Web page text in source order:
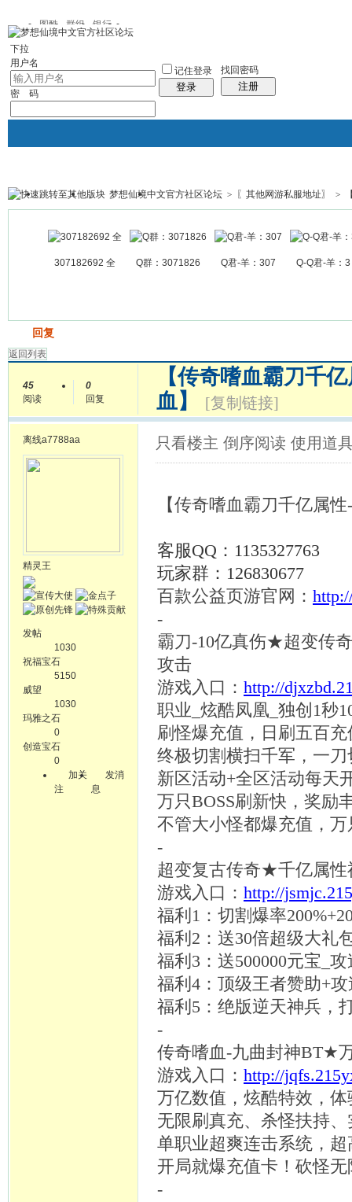
图酷 群组 银行
下拉
用户名
密 码
记住登录
登录
找回密码
注册
银行 群组聚合 我的空间
帖子
梦想仙境中文官方社区论坛 > 〖其他网游私服地址〗 >
307182692 全 Q群：3071826 Q君-羊：307 Q-Q君-羊：3
回复
返回列表
45
阅读
0
回复
【传奇嗜血霸刀千
血】
[复制链接]
离线a7788aa
精灵王
发帖
1030
祝福宝石
5150
威望
1030
玛雅之石
0
创造宝石
0
加关
注
发消
息
只看楼主 倒序阅读 使用道
【传奇嗜血霸刀千亿属性
客服QQ：1135327763
玩家群： 126830677
百款公益页游官网：
-
霸刀-10亿真伤★超变传
攻击
游戏入口： http://
职业 _炫酷凤凰_独创1秒
刷怪爆充值，日刷五百充
终极切割横扫千军，一
新区活动+全区活动每天
万只BOSS刷新快，奖励
不管大小怪都爆充值，万
-
超变复古传奇★千亿属性
游戏入口： http://
福利 1：切割爆率
福利 2：送30倍超级大礼
福利 3：送500000元宝_
福利 4：顶级王者赞助+
福利 5：绝版逆天神兵，
-
传奇嗜血-九曲封神BT★
游戏入口： http://
万亿数值，炫酷特效，
无限刷真充、杀怪扶持
单职业超爽连击系统，
开局就爆充值卡！砍怪
-